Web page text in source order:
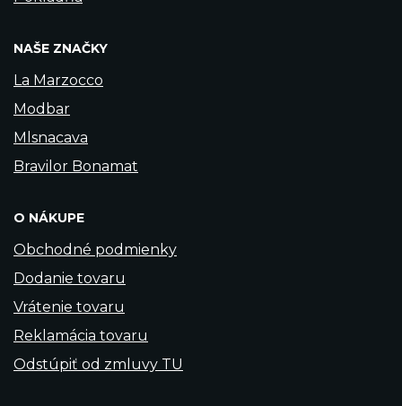
NAŠE ZNAČKY
La Marzocco
Modbar
Mlsnacava
Bravilor Bonamat
O NÁKUPE
Obchodné podmienky
Dodanie tovaru
Vrátenie tovaru
Reklamácia tovaru
Odstúpiť od zmluvy TU